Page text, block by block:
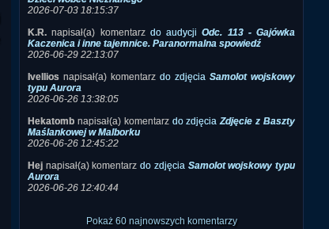
2026-07-03 18:15:37
K.R.napisał(a) komentarz do audycjiOdc. 113 - Gajówka
Kaczenica i inne tajemnice. Paranormalna spowiedź
2026-06-29 22:13:07
Ivellios napisał(a) komentarz do zdjęcia Samolot wojskowy
typu Aurora
2026-06-26 13:38:05
Hekatomb napisał(a) komentarz do zdjęciaZdjęcie z Baszty
Maślankowej w Malborku
2026-06-26 12:45:22
Hej napisał(a) komentarzdo zdjęcia Samolot wojskowy typu
Aurora
2026-06-26 12:40:44
Pokaż 60 najnowszych komentarzy